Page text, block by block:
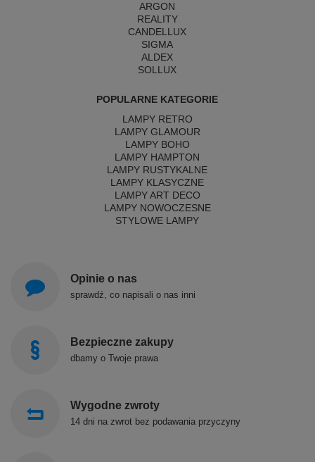
ARGON
REALITY
CANDELLUX
SIGMA
ALDEX
SOLLUX
POPULARNE KATEGORIE
LAMPY RETRO
LAMPY GLAMOUR
LAMPY BOHO
LAMPY HAMPTON
LAMPY RUSTYKALNE
LAMPY KLASYCZNE
LAMPY ART DECO
LAMPY NOWOCZESNE
STYLOWE LAMPY
Opinie o nas
sprawdź, co napisali o nas inni
Bezpieczne zakupy
dbamy o Twoje prawa
Wygodne zwroty
14 dni na zwrot bez podawania przyczyny